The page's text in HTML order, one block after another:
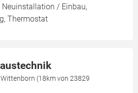
Neuinstallation / Einbau,
Thermostat
(18km von 23829